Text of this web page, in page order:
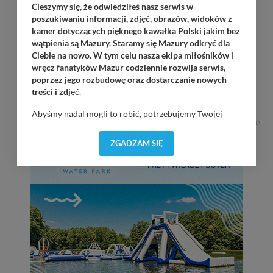
OKAW Sztorm
Wilkasy / Port PTTK Wilkasy / 21:00
Dolaroova
Wilkasy / Port AZS Wilkasy / 21:00
Tomasz Gr0m Paciorek
Górkło / Marina Górkło / 21:00
REKLAMA
Cieszymy się, że odwiedziłeś nasz serwis w
poszukiwaniu informacji, zdjęć, obrazów, widoków z
kamer dotyczących pięknego kawałka Polski jakim bez
wątpienia są Mazury. Staramy się Mazury odkryć dla
Ciebie na nowo. W tym celu nasza ekipa miłośników i
wręcz fanatyków Mazur codziennie rozwija serwis,
poprzez jego rozbudowę oraz dostarczanie nowych
treści i zdjęć.
Abyśmy nadal mogli to robić, potrzebujemy Twojej
dostosować do Twoich preferencji. Twoje dane (w tym
pliki cookies) będą zapisywane w celu usprawnienia
wyszukania, ulubione miejsca, logowania, itp).
Bezpieczeństwo Twoich danych jest dla nas
priorytetowe, bez poinformowania Ciebie nie będziemy
zmieniać zakresu naszych uprawnień. Twoje dane są u
nas bezpieczne, jeśli masz wątpliwości co do naszych
intencji, zawsze możesz wycofać swoją zgodę. Więcej
informacji uzyskach w naszejPolityce Prywatności.
Klikając znak X lub przycisk PRZEJDŹ DO SERWISU
ZGADZAM SIĘ